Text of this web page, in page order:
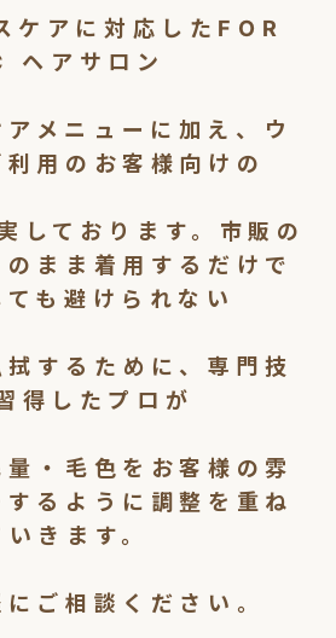
ケアに対応したFOR
ヘアサロン
メニューに加え、ウ
用のお客様向けの
しております。市販の
まま着用するだけで
ても避けられない
するために、専門技
得したプロが
・毛色をお客様の雰
するように調整を重ね
いきます。
ご相談ください。